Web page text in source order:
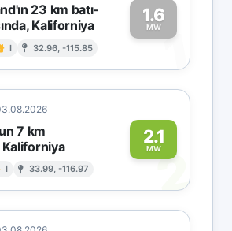
23 km batı-
Kaliforniya
I 32.96, -115.85
1.6
MW1
7 km
I 33.99, -116.97
2.1
MW2